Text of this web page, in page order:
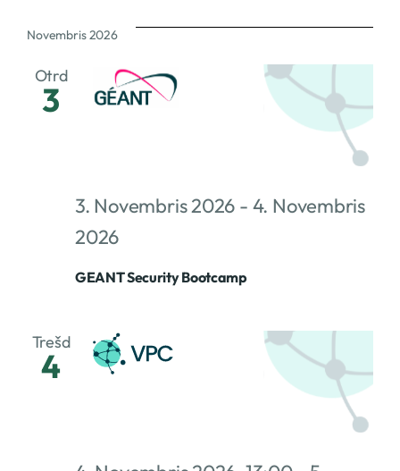
Novembris 2026
Otrd
3
GEANT Security Bootcamp
3. Novembris 2026 - 4. Novembris
2026
Trešd
4